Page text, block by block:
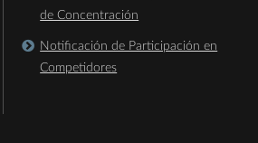
de Concentración
Notificación de Participación en
Competidores